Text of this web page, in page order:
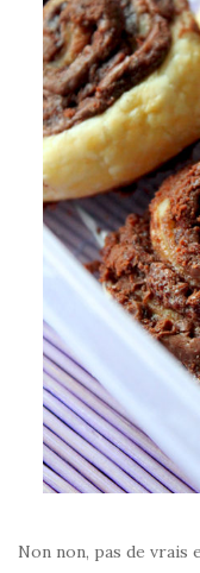
Non non, pas de vrais